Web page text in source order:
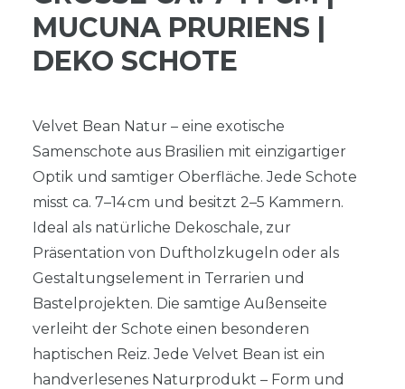
UCUNA PRURIENS | D
EKO SCHOTE
Velvet Bean Natur – eine exotische
Samenschote aus Brasilien mit einzigartiger
Optik und samtiger Oberfläche. Jede Schote
misst ca. 7–14 cm und besitzt 2–5 Kammern.
Ideal als natürliche Dekoschale, zur
Präsentation von Duftholzkugeln oder als
Gestaltungselement in Terrarien und
Bastelprojekten. Die samtige Außenseite
verleiht der Schote einen besonderen
haptischen Reiz. Jede Velvet Bean ist ein
handverlesenes Naturprodukt – Form und